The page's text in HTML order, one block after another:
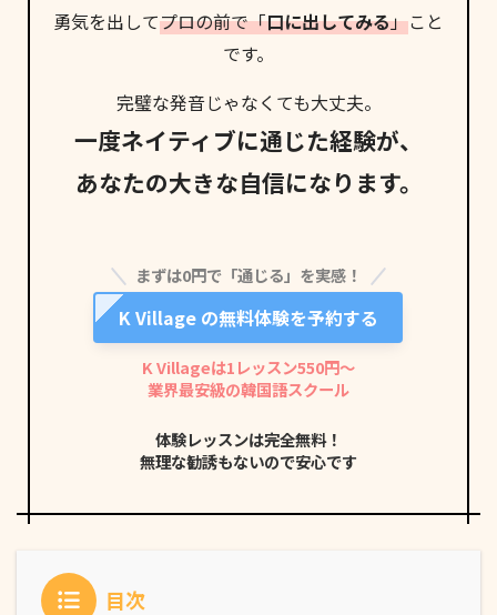
勇気を出してプロの前で「口に出してみる」こと
です。
完璧な発音じゃなくても大丈夫。
一度ネイティブに通じた経験が、
あなたの大きな自信になります。
まずは0円で「通じる」を実感！
K Village の無料体験を予約する
K Villageは1レッスン550円〜
業界最安級の韓国語スクール
体験レッスンは完全無料！
無理な勧誘もないので安心です
目次